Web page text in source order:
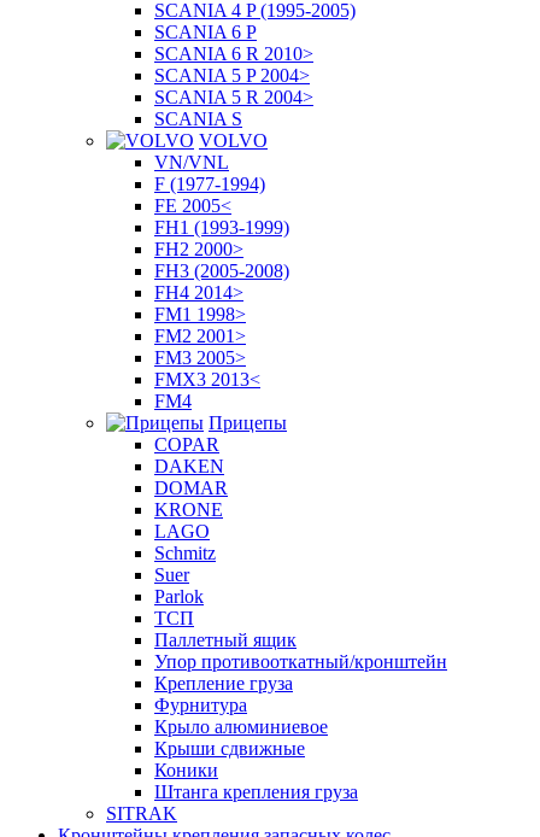
SCANIA 4 P (1995-2005)
SCANIA 6 P
SCANIA 6 R 2010>
SCANIA 5 P 2004>
SCANIA 5 R 2004>
SCANIA S
VOLVO
VN/VNL
F (1977-1994)
FE 2005<
FH1 (1993-1999)
FH2 2000>
FH3 (2005-2008)
FH4 2014>
FM1 1998>
FM2 2001>
FM3 2005>
FMX3 2013<
FM4
Прицепы
COPAR
DAKEN
DOMAR
KRONE
LAGO
Schmitz
Suer
Parlok
ТСП
Паллетный ящик
Упор противооткатный/кронштейн
Крепление груза
Фурнитура
Крыло алюминиевое
Крыши сдвижные
Коники
Штанга крепления груза
SITRAK